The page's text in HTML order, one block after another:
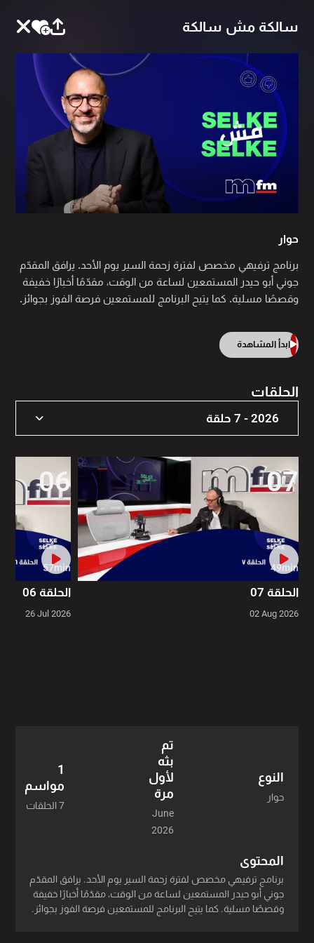
سالكة مش سالكة
حوار
برنامج ترفيهي مخصص لفترة زحمة السير يوم الأحد. يرافق المقدّم
جوني أبو حيدر المستمعين لساعة من الوقت، مقدّمًا أخبارًا خفيفة
وقصصًا مسلية. كما يتيح البرنامج للمستمعين فرصة الفوز بجوائز.
ابدأ المشاهدة
الحلقات
2026 - 7 حلقة
2026 - 7 حلقة
07
49min
الحلقة 07
02 Aug 2026
06
57min
الحلقة 06
26 Jul 2026
النوع
حوار
تم
بثه
لأول
مرة
June
2026
1
مواسم
7 الحلقات
المحتوى
برنامج ترفيهي مخصص لفترة زحمة السير يوم الأحد. يرافق المقدّم
جوني أبو حيدر المستمعين لساعة من الوقت، مقدّمًا أخبارًا خفيفة
وقصصًا مسلية. كما يتيح البرنامج للمستمعين فرصة الفوز بجوائز.